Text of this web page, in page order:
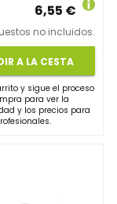
6,55 €
no incluidos.
A LA CESTA
y sigue el proceso
para ver la
y los precios para